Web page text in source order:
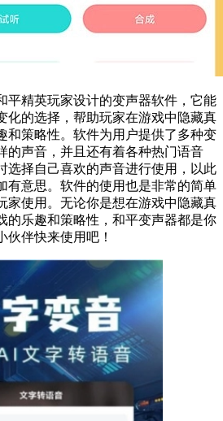
平精英玩家设计的变声器软件，它能
化的选择，帮助玩家在游戏中隐藏真
和策略性。软件为用户提供了多种变
的声音，并且还有着各种热门语音
选择自己喜欢的声音进行使用，以此
有意思。软件的使用也是非常的简单
家使用。无论你是想在游戏中隐藏真
的乐趣和策略性，和平变声器都是你
伙伴快来使用吧！